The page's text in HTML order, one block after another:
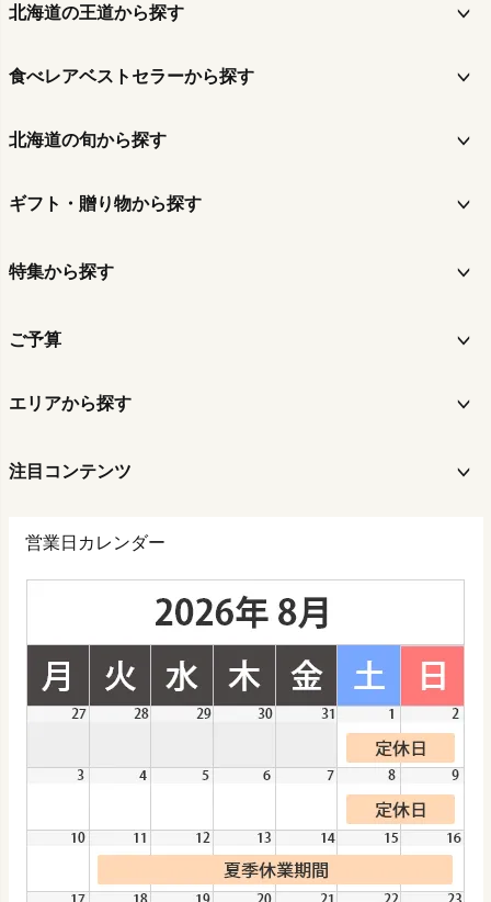
北海道の王道から探す
食べレアベストセラーから探す
北海道の旬から探す
ギフト・贈り物から探す
特集から探す
ご予算
エリアから探す
注目コンテンツ
営業日カレンダー